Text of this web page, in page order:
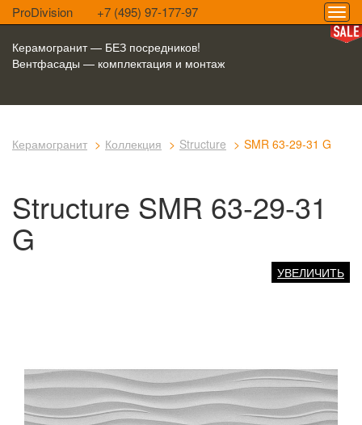
ProDivision +7 (495) 97-177-97
Керамогранит — БЕЗ посредников!
Вентфасады — комплектация и монтаж
Керамогранит Коллекция Structure SMR 63-29-31 G
Structure SMR 63-29-31
G
УВЕЛИЧИТЬ